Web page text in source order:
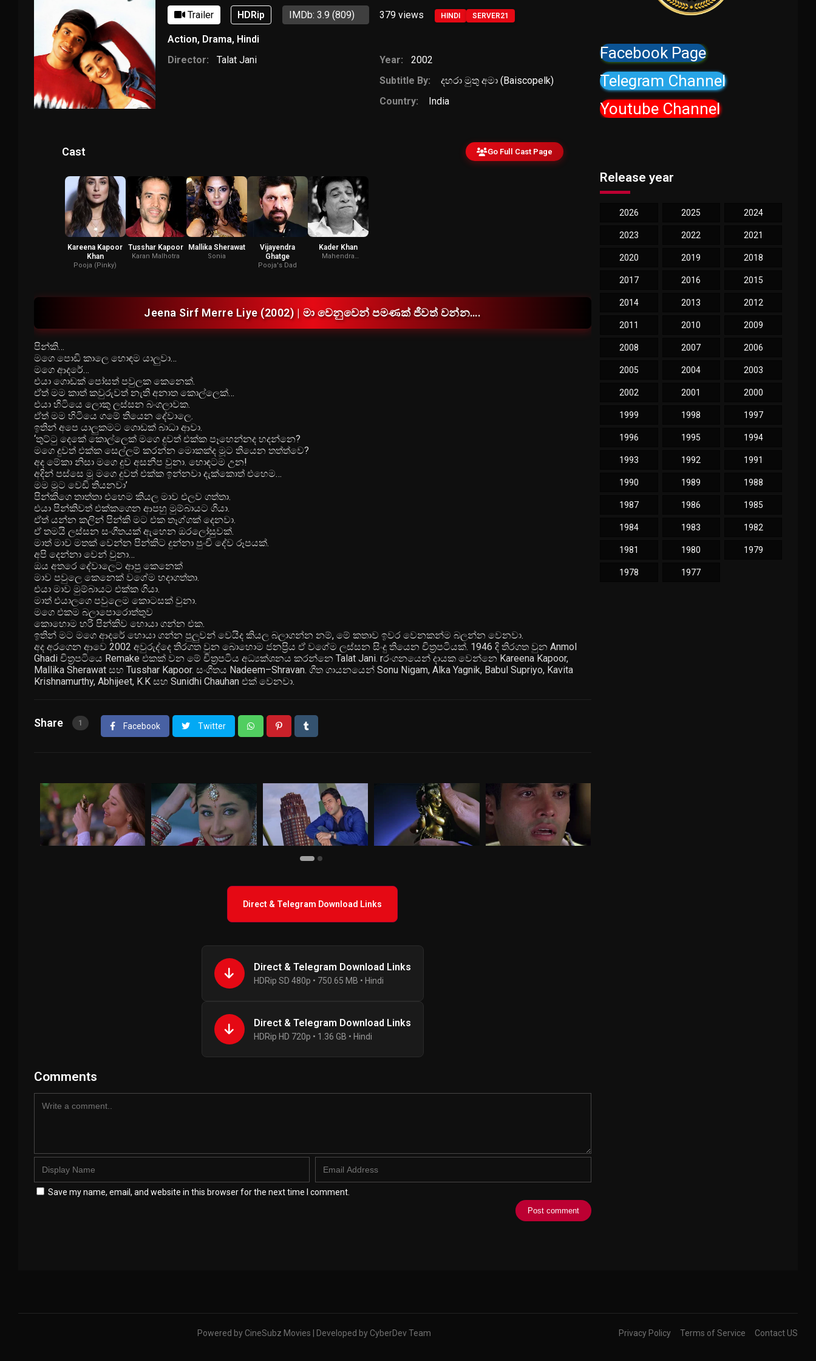
Trailer HDRip IMDb: 3.9 (809) 379 views HINDI SERVER21
Action, Drama, Hindi
Director:
Talat Jani Year:
2002
Subtitle By:
දහරා මුතු අමා (Baiscopelk)
Country:
India
Cast Go Full Cast Page
Kareena Kapoor
Khan
Pooja (Pinky)
Tusshar Kapoor
Karan Malhotra
Mallika Sherawat
Sonia
Vijayendra
Ghatge
Pooja's Dad
Kader Khan
Mahendra
Jeena Sirf Merre Liye (2002) | මා වෙනුවෙන් පමණක් ජීවත් වන්න….
පින්කි…
මගෙ පොඩි කාලෙ හොඳම යාලුවා…
මගෙ ආදරේ…
එයා ගොඩක් පෝසත් පවුලක කෙනෙක්.
ඒත් මම කාත් කවුරුවත් නැති අනාත කොල්ලෙක්…
එයා හිටියෙ ලොකු ලස්සන බංගලාවක.
ඒත් මම හිටියෙ ගමේ තියෙන දේවාලෙ.
ඉතින් අපෙ යාලුකමට ගොඩක් බාධා ආවා.
‘තුට්ටු දෙකේ කොල්ලෙක් මගෙ දුවත් එක්ක පෑහෙන්නද හදන්නෙ?
මගෙ දුවත් එක්ක සෙල්ලම් කරන්න මොකක්ද මූට තියෙන තත්ත්වෙ?
අද මේකා නිසා මගෙ දුව අසනීප වුනා. හොඳටම උන!
අදින් පස්සෙ මූ මගෙ දුවත් එක්ක ඉන්නවා දැක්කොත් එහෙම…
මම මූට වෙඩි තියනවා’
පින්කිගෙ තාත්තා එහෙම කියල මාව එලව ගත්තා.
එයා පින්කිවත් එක්කගෙන ආපහු මුම්බායට ගියා.
ඒත් යන්න කලින් පින්කි මට එක තෑග්ගක් දෙනවා.
ඒ තමයි ලස්සන සංගීතයක් ඇහෙන ඔරලෝසුවක්.
මාත් මාව මතක් වෙන්න පින්කිට දුන්නා පුංචි දේව රූපයක්.
අපි දෙන්නා වෙන් වුනා…
ඔය අතරෙ දේවාලෙට ආපු කෙනෙක්
මාව පවුලෙ කෙනෙක් වගේම හදාගත්තා.
එයා මාව මුම්බායට එක්ක ගියා.
මාත් එයාලගෙ පවුලෙම කොටසක් වුනා.
මගෙ එකම බලාපොරොත්තුව
කොහොම හරි පින්කිව හොයා ගන්න එක.
ඉතින් මට මගෙ ආදරේ හොයා ගන්න පුලුවන් වෙයිද කියල බලාගන්න නම්, මේ කතාව ඉවර වෙනකන්ම බලන්න වෙනවා.
අද අරගෙන ආවෙ 2002 අවුරුද්දෙ තිරගත වුන බොහොම ජනප්‍රිය ඒ වගේම ලස්සන සිංදු තියෙන චිත්‍රපටියක්. 1946 දි තිරගත වුන Anmol
Ghadi චිත්‍රපටියෙ Remake එකක් වන මේ චිත්‍රපටිය අධ්‍යක්ශනය කරන්නෙ Talat Jani. rරංගනයෙන් දායක වෙන්නෙ Kareena Kapoor,
Mallika Sherawat සහ Tusshar Kapoor. සංගීතය Nadeem–Shravan. ගීත ගායනයෙන් Sonu Nigam, Alka Yagnik, Babul Supriyo, Kavita
Krishnamurthy, Abhijeet, K.K සහ Sunidhi Chauhan එක් වෙනවා.
Share 1 Facebook Twitter
Direct & Telegram Download Links
Direct & Telegram Download Links
HDRip SD 480p • 750.65 MB • Hindi
Direct & Telegram Download Links
HDRip HD 720p • 1.36 GB • Hindi
Comments
Save my name, email, and website in this browser for the next time I comment.
Facebook Page
Telegram Channel
Youtube Channel
Release year
2026 2025 2024
2023 2022 2021
2020 2019 2018
2017 2016 2015
2014 2013 2012
2011 2010 2009
2008 2007 2006
2005 2004 2003
2002 2001 2000
1999 1998 1997
1996 1995 1994
1993 1992 1991
1990 1989 1988
1987 1986 1985
1984 1983 1982
1981 1980 1979
1978 1977
Privacy Policy Terms of Service Contact US
Powered by CineSubz Movies | Developed by CyberDev Team